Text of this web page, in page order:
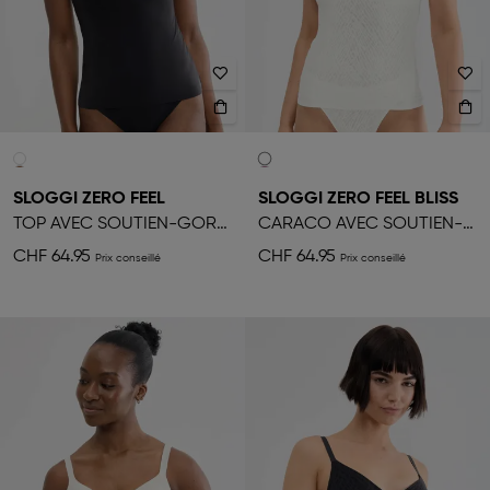
SLOGGI ZERO FEEL
TOP AVEC SOUTIEN-GORGE LIFT-UP
CHF 64.95
SLOGGI ZERO FEEL BLISS
CARACO AVEC SOUTIEN-GORGE PUSH-UP
CHF 64.95